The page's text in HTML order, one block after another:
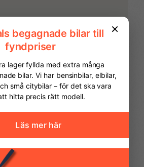
Farthållare
reservnyckel
Förvaringsfack taket
ovan förare
Halogenstrålkastare
att ordna finansiering av
kan du räkna ut din
och även göra en
ansökan online.